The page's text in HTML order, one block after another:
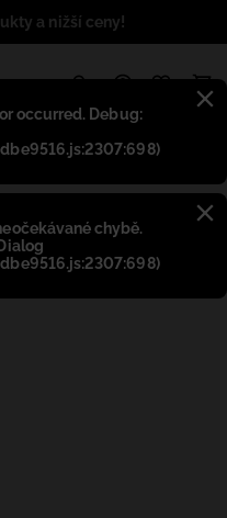
occurred. Debug:
chybě.
a nižší ceny!